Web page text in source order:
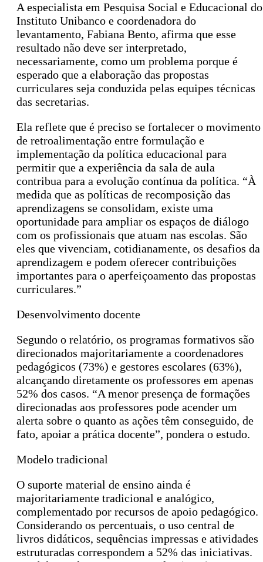
A especialista em Pesquisa Social e Educacional do
Instituto Unibanco e coordenadora do
levantamento, Fabiana Bento, afirma que esse
resultado não deve ser interpretado,
necessariamente, como um problema porque é
esperado que a elaboração das propostas
curriculares seja conduzida pelas equipes técnicas
das secretarias.
Ela reflete que é preciso se fortalecer o movimento
de retroalimentação entre formulação e
implementação da política educacional para
permitir que a experiência da sala de aula
contribua para a evolução contínua da política. “À
medida que as políticas de recomposição das
aprendizagens se consolidam, existe uma
oportunidade para ampliar os espaços de diálogo
com os profissionais que atuam nas escolas. São
eles que vivenciam, cotidianamente, os desafios da
aprendizagem e podem oferecer contribuições
importantes para o aperfeiçoamento das propostas
curriculares.”
Desenvolvimento docente
Segundo o relatório, os programas formativos são
direcionados majoritariamente a coordenadores
pedagógicos (73%) e gestores escolares (63%),
alcançando diretamente os professores em apenas
52% dos casos. “A menor presença de formações
direcionadas aos professores pode acender um
alerta sobre o quanto as ações têm conseguido, de
fato, apoiar a prática docente”, pondera o estudo.
Modelo tradicional
O suporte material de ensino ainda é
majoritariamente tradicional e analógico,
complementado por recursos de apoio pedagógico.
Considerando os percentuais, o uso central de
livros didáticos, sequências impressas e atividades
estruturadas correspondem a 52% das iniciativas.